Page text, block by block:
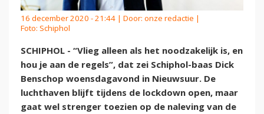
16 december 2020 - 21:44 | Door: onze redactie |
Foto: Schiphol
SCHIPHOL - “Vlieg alleen als het noodzakelijk is, en
hou je aan de regels”, dat zei Schiphol-baas Dick
Benschop woensdagavond in Nieuwsuur. De
luchthaven blijft tijdens de lockdown open, maar
gaat wel strenger toezien op de naleving van de